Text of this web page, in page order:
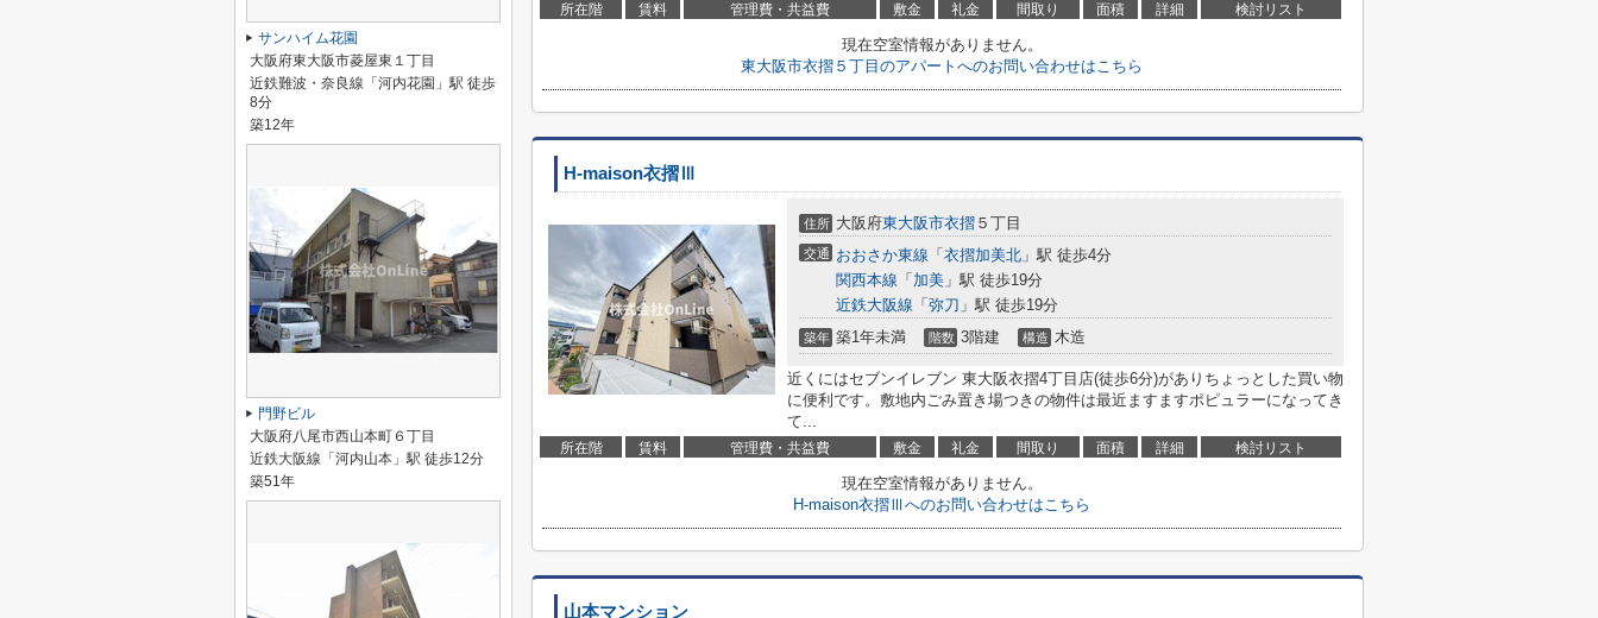
所在階 賃料 管理費・共益費 敷金 礼金 間取り 面積 詳細 検討リスト
現在空室情報がありません。
東大阪市衣摺５丁目のアパートへのお問い合わせはこちら
H-maison衣摺Ⅲ
住所 大阪府東大阪市衣摺 ５丁目
交通 おおさか東線 「 衣摺加美北 」駅 徒歩4分
関西本線 「 加美 」駅 徒歩19分
近鉄大阪線 「 弥刀 」駅 徒歩19分
築年 築1年未満 階数 3階建 構造 木造
近くにはセブンイレブン 東大阪衣摺4丁目店(徒歩6分)がありちょっとした買い物
に便利です。敷地内ごみ置き場つきの物件は最近ますますポピュラーになってき
て...
所在階 賃料 管理費・共益費 敷金 礼金 間取り 面積 詳細 検討リスト
現在空室情報がありません。
H-maison衣摺Ⅲへのお問い合わせはこちら
山本マンション
サンハイム花園
大阪府東大阪市菱屋東１丁目
近鉄難波・奈良線「河内花園」駅 徒歩
8分
築12年
門野ビル
大阪府八尾市西山本町６丁目
近鉄大阪線「河内山本」駅 徒歩12分
築51年